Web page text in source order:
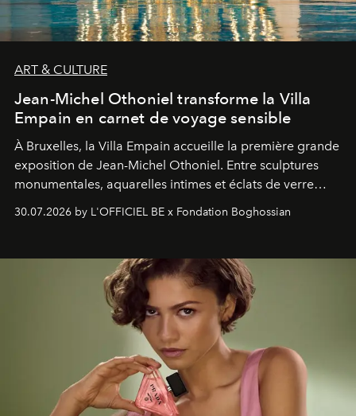
ART & CULTURE
Jean-Michel Othoniel transforme la Villa
Empain en carnet de voyage sensible
À Bruxelles, la Villa Empain accueille la première grande
exposition de Jean-Michel Othoniel. Entre sculptures
monumentales, aquarelles intimes et éclats de verre
émotionnel où chaque œuvre devient le souvenir
émerveillement.
30.07.2026 by L'OFFICIEL BE x Fondation Boghossian